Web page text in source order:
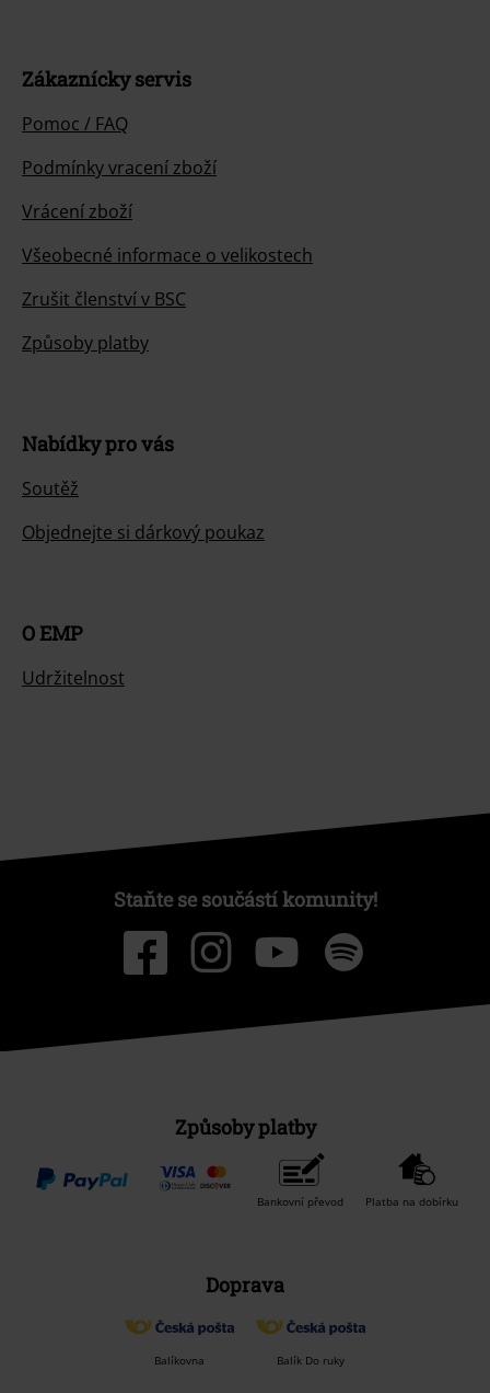
Zákaznícky servis
Pomoc / FAQ
Podmínky vracení zboží
Vrácení zboží
Všeobecné informace o velikostech
Zrušit členství v BSC
Způsoby platby
Nabídky pro vás
Soutěž
Objednejte si dárkový poukaz
O EMP
Udržitelnost
Staňte se součástí komunity!
Způsoby platby
Bankovní převod Platba na dobírku
Doprava
Balíkovna Balík Do ruky